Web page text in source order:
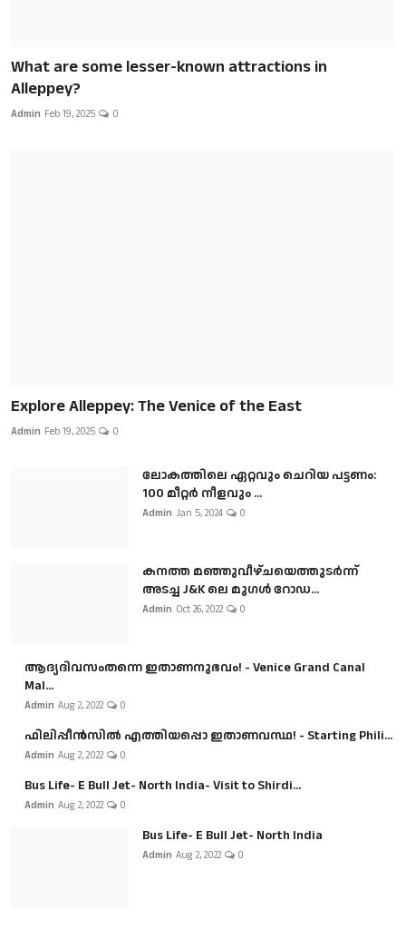
What are some lesser-known attractions in
Alleppey?
Admin Feb 19, 2025 0
Explore Alleppey: The Venice of the East
Admin Feb 19, 2025 0
ലോകത്തിലെ ഏറ്റവും ചെറിയ പട്ടണം:
100 മീറ്റർ നീളവും ...
Admin Jan 5, 2024 0
കനത്ത മഞ്ഞുവീഴ്ചയെത്തുടർന്ന്
അടച്ച J&K ലെ മുഗൾ റോഡ...
Admin Oct 26, 2022 0
ആദ്യദിവസംതന്നെ ഇതാണനുഭവം! - Venice Grand Canal
Mal...
Admin Aug 2, 2022 0
ഫിലിപ്പീൻസിൽ എത്തിയപ്പൊ ഇതാണവസ്ഥ! - Starting Phili...
Admin Aug 2, 2022 0
Bus Life- E Bull Jet- North India- Visit to Shirdi...
Admin Aug 2, 2022 0
Bus Life- E Bull Jet- North India
Admin Aug 2, 2022 0